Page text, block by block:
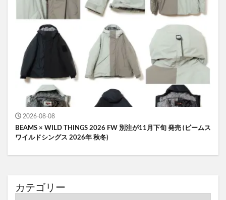
2026-08-08
BEAMS × WILD THINGS 2026 FW 別注が11月下旬 発売 (ビームス
ワイルドシングス 2026年 秋冬)
カテゴリー